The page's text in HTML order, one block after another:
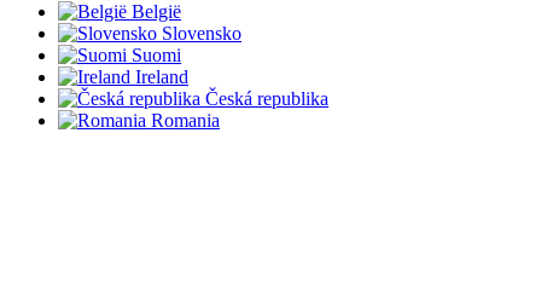
België
Slovensko
Suomi
Ireland
Česká republika
Romania